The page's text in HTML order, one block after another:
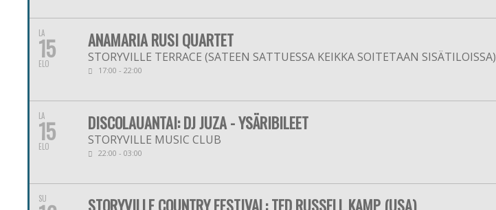
LA
15
ELO
ANAMARIA RUSI QUARTET
STORYVILLE TERRACE (SATEEN SATTUESSA KEIKKA SOITETAAN SISÄTILOISSA)
17:00 - 22:00
LA
15
ELO
DISCOLAUANTAI: DJ JUZA - YSÄRIBILEET
STORYVILLE MUSIC CLUB
22:00 - 03:00
SU STORYVILLE COUNTRY FESTIVAL: TED RUSSELL KAMP (USA)